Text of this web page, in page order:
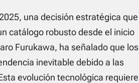
una decisión estratégica que
catálogo robusto desde el inicio
Furukawa, ha señalado que los
inevitable debido a las
evolución tecnológica requiere